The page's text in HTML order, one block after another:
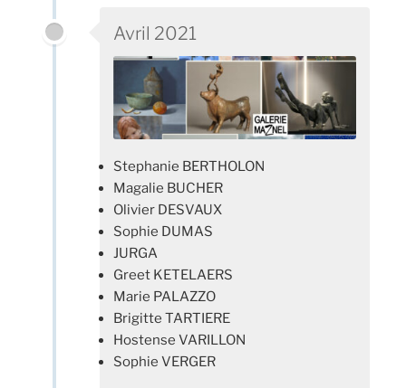
Avril 2021
Stephanie BERTHOLON
Magalie BUCHER
Olivier DESVAUX
Sophie DUMAS
JURGA
Greet KETELAERS
Marie PALAZZO
Brigitte TARTIERE
Hostense VARILLON
Sophie VERGER